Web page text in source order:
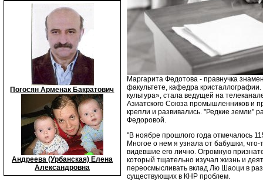
Погосян Арменак Бакратович
Андреева (Урбанская) Елена
Александровна
Маргарита Федотова - правнучка
факультете, кафедра
культура», стала ведущей на
Азиатского Cоюза промышленников и
крепли и развивались. "Редкие земли"
Федоровой.
"В ноябре прошлого года отмечалось
Многое о нем я узнала от бабушки,
видевшие его лично. Огромную
который тщательно изучал жизнь и
переосмысливать вклад Лю Шаоци в
существующих в КНР проблем.